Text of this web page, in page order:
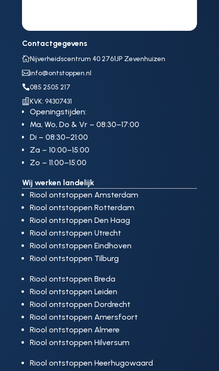
Contactgegevens
Nijverheidscentrum 40 2761JP Zevenhuizen
info@ontstoppen.nl
085 2505 217
 KVK: 94307431
Openingstijden:
Ma, Wo, Do & Vr – 08:30–17:00
Di – 08:30–21:00
Za – 10:00–15:00
Zo – 11:00–15:00
Wij werken landelijk
Riool ontstoppen Amsterdam
Riool ontstoppen Rotterdam
Riool ontstoppen Den Haag
Riool ontstoppen Utrecht
Riool ontstoppen Eindhoven
Riool ontstoppen Tilburg
Riool ontstoppen Breda
Riool ontstoppen Leiden
Riool ontstoppen Dordrecht
Riool ontstoppen Amersfoort
Riool ontstoppen Almere
Riool ontstoppen Hilversum
Riool ontstoppen Heerhugowaard